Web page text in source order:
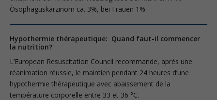
Ösophaguskarzinom ca. 3%, bei Frauen 1%.
Hypothermie thérapeutique: Quand faut-il commencer
la nutrition?
L’European Resuscitation Council recommande, après une
réanimation réussie, le maintien pendant 24 heures d’une
hypothermie thérapeutique avec abaissement de la
température corporelle entre 33 et 36 °C.